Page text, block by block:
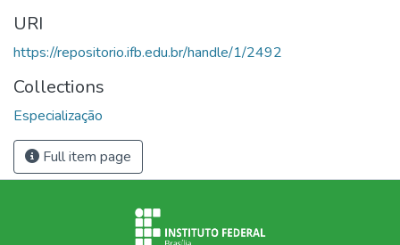
URI
https://repositorio.ifb.edu.br/handle/1/2492
Collections
Especialização
Full item page